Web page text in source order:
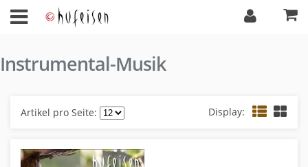
Instrumental-Musik
Artikel pro Seite: Display: